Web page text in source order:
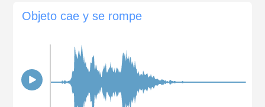
Objeto cae y se rompe